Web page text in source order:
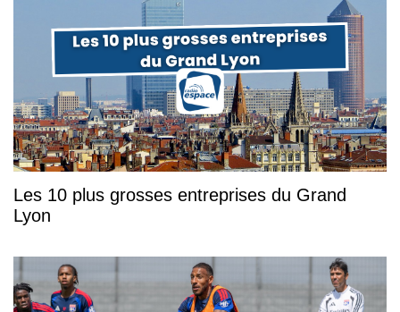
Les 10 plus grosses entreprises du Grand
Lyon